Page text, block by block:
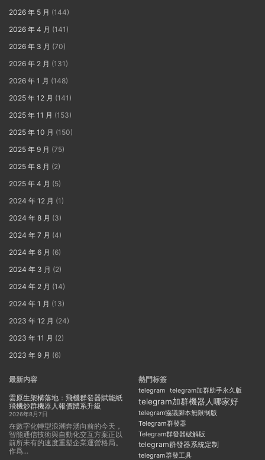
2026 年 5 月 (144)
2026 年 4 月 (141)
2026 年 3 月 (70)
2026 年 2 月 (131)
2026 年 1 月 (148)
2025 年 12 月 (141)
2025 年 11 月 (153)
2025 年 10 月 (150)
2025 年 9 月 (75)
2025 年 8 月 (2)
2025 年 4 月 (5)
2024 年 12 月 (1)
2024 年 8 月 (3)
2024 年 7 月 (4)
2024 年 6 月 (6)
2024 年 3 月 (2)
2024 年 2 月 (14)
2024 年 1 月 (13)
2023 年 12 月 (24)
2023 年 11 月 (2)
2023 年 9 月 (6)
最新内容
雲原生架構落地：飛機群發器賦能紙
飛機炒群機器人報價體系升級
2026年8月7日
在數字化轉型浪潮奔湧向前的今天，
智能通信技術與自動化交互方案正以
前所未有的速度重塑企業運營格局。
作爲...
熱門标簽
telegram telegram加群助手永久版
telegram加群機器人哪家好
telegram協議腳本無限制版
Telegram群發器
Telegram群發器破解版
telegram群發器系統定制
telegram群發工具